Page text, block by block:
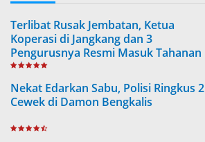
Terlibat Rusak Jembatan, Ketua
Koperasi di Jangkang dan 3
Pengurusnya Resmi Masuk Tahanan
Jaksa
Nekat Edarkan Sabu, Polisi Ringkus 2
Cewek di Damon Bengkalis